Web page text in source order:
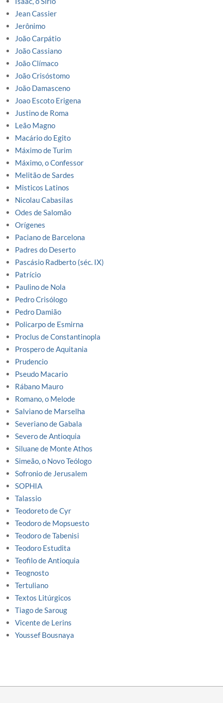
Jean Cassier
Jerônimo
João Carpátio
João Cassiano
João Clímaco
João Crisóstomo
João Damasceno
Joao Escoto Erigena
Justino de Roma
Leão Magno
Macário do Egito
Máximo de Turim
Máximo, o Confessor
Melitão de Sardes
Misticos Latinos
Nicolau Cabasilas
Odes de Salomão
Orígenes
Paciano de Barcelona
Padres do Deserto
Pascásio Radberto (séc. IX)
Patrício
Paulino de Nola
Pedro Crisólogo
Pedro Damião
Policarpo de Esmirna
Proclus de Constantinopla
Prospero de Aquitania
Prudencio
Pseudo Macario
Rábano Mauro
Romano, o Melode
Salviano de Marselha
Severiano de Gabala
Severo de Antioquia
Siluane de Monte Athos
Simeão, o Novo Teólogo
Sofronio de Jerusalem
SOPHIA
Talassio
Teodoreto de Cyr
Teodoro de Mopsuesto
Teodoro de Tabenisi
Teodoro Estudita
Teofilo de Antioquia
Teognosto
Tertuliano
Textos Litúrgicos
Tiago de Saroug
Vicente de Lerins
Youssef Bousnaya